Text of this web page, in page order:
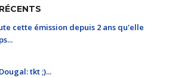
cette émission depuis 2 ans qu'elle
tkt ;)...